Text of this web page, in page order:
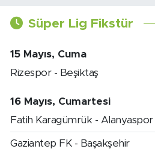
Süper Lig Fikstür
15 Mayıs, Cuma
Rizespor - Beşiktaş
16 Mayıs, Cumartesi
Fatih Karagümrük - Alanyaspor
Gaziantep FK - Başakşehir